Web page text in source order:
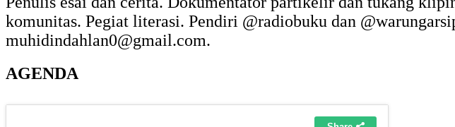
komunitas. Pegiat literasi. Pendiri @radiobuku dan
muhidindahlan0@gmail.com.
AGENDA